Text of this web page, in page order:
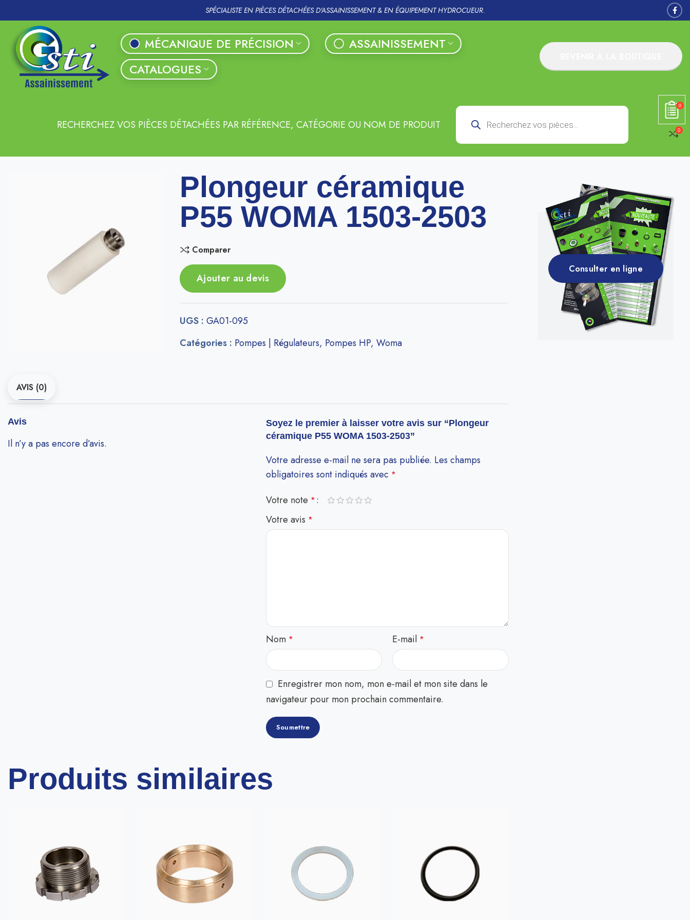
SPÉCIALISTE EN PIÈCES DÉTACHÉES D'ASSAINISSEMENT & EN ÉQUIPEMENT HYDROCUEUR.
MÉCANIQUE DE PRÉCISION
ASSAINISSEMENT
CATALOGUES
RECHERCHEZ VOS PIÈCES DÉTACHÉES PAR RÉFÉRENCE, CATÉGORIE OU NOM DE PRODUIT
0
0
Plongeur céramique
P55 WOMA 1503-2503
Comparer
Ajouter au devis
UGS :GA01-095
Catégories : Pompes | Régulateurs, Pompes HP,Woma
AVIS (0)
Avis
Il n’y a pas encore d’avis.
Soyez le premier à laisser votre avis sur “Plongeur
céramique P55 WOMA 1503-2503”
Votre adresse e-mail ne sera pas publiée. Les champs
obligatoires sont indiqués avec *
Votre note *
Votre avis *
Nom * E-mail *
Enregistrer mon nom, mon e-mail et mon site dans le
navigateur pour mon prochain commentaire.
Produits similaires
Consulter en ligne